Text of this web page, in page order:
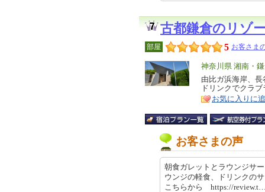
古都鎌倉のリゾ
部屋 5 お客さま
エ
リ
ア
神奈川県 湘南・
特
徴
由比ガ浜海岸、
ドリンクでクラ
お気に入りに
お客さまの声
朝食ガレットとラウンジサ
ウンジの軽食、ドリンクの
こちらから https://